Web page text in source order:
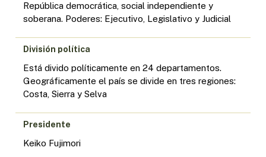
República democrática, social independiente y
soberana. Poderes: Ejecutivo, Legislativo y Judicial
División política
Está divido políticamente en 24 departamentos.
Geográficamente el país se divide en tres regiones:
Costa, Sierra y Selva
Presidente
Keiko Fujimori